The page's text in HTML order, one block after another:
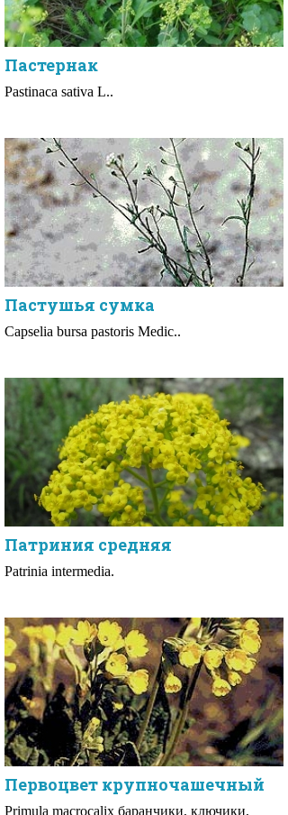
Пастернак
Pastinaca sativa L..
Пастушья сумка
Сарselia bursa pastoris Medic..
Патриния средняя
Patrinia intermedia.
Первоцвет крупночашечный
Primula macrocalix баранчики, ключики,